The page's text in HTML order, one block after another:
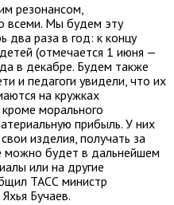
резонансом,
всеми. Мы будем эту
два раза в год: к концу
(отмечается 1 июня —
в декабре. Будем также
и педагоги увидели, что их
на кружках
морального
прибыль. У них
изделия, получать за
можно будет в дальнейшем
или на другие
ТАСС министр
Бучаев.